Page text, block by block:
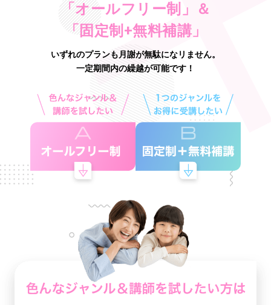
「オールフリー制」＆
「固定制+無料補講」
いずれのプランも月謝が無駄になリません。
一定期間内の繰越が可能です！